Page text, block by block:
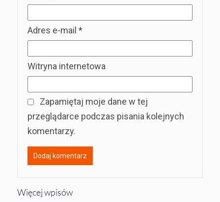
Adres e-mail *
Witryna internetowa
Zapamiętaj moje dane w tej
przeglądarce podczas pisania kolejnych
komentarzy.
Więcej wpisów